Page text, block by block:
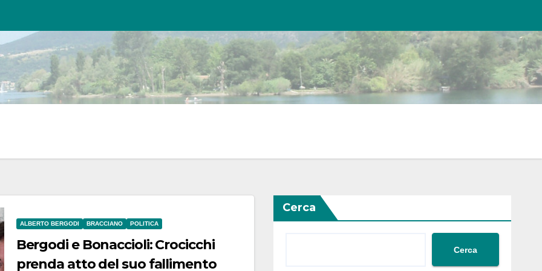
ALBERTO BERGODI BRACCIANO POLITICA
Bergodi e Bonaccioli: Crocicchi
prenda atto del suo fallimento
Cerca
Cerca